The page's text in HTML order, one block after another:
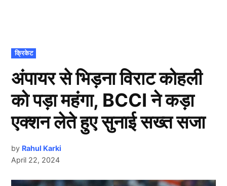
POSTED
IN
क्रिकेट
अंपायर से भिड़ना विराट कोहली
को पड़ा महंगा, BCCI ने कड़ा
एक्शन लेते हुए सुनाई सख्त सजा
by Rahul Karki
April 22, 2024